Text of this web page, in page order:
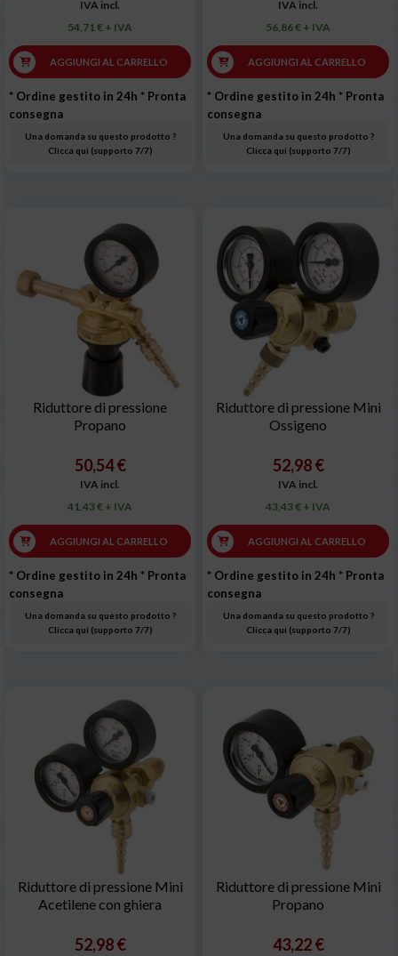
IVA incl.
54,71 € + IVA
AGGIUNGI AL CARRELLO
* Ordine gestito in 24h * Pronta
consegna
Una domanda su questo prodotto ?
Clicca qui (supporto 7/7)
IVA incl.
56,86 € + IVA
AGGIUNGI AL CARRELLO
* Ordine gestito in 24h * Pronta
consegna
Una domanda su questo prodotto ?
Clicca qui (supporto 7/7)
Riduttore di pressione
Propano
50,54 €
IVA incl.
41,43 € + IVA
AGGIUNGI AL CARRELLO
* Ordine gestito in 24h * Pronta
consegna
Una domanda su questo prodotto ?
Clicca qui (supporto 7/7)
Riduttore di pressione Mini
Ossigeno
52,98 €
IVA incl.
43,43 € + IVA
AGGIUNGI AL CARRELLO
* Ordine gestito in 24h * Pronta
consegna
Una domanda su questo prodotto ?
Clicca qui (supporto 7/7)
Riduttore di pressione Mini
Acetilene con ghiera
52,98 €
Riduttore di pressione Mini
Propano
43,22 €